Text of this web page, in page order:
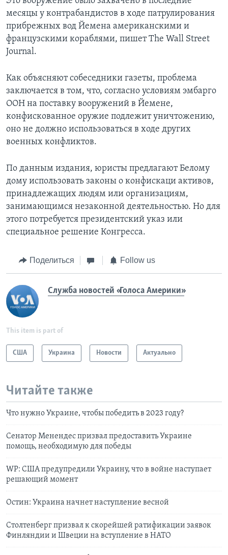
месяцы у контрабандистов в ходе патрулирования
прибрежных вод Йемена американскими и
французскими кораблями, пишет The Wall Street
Journal.
Как объясняют собеседники газеты, проблема
заключается в том, что, согласно условиям эмбарго
ООН на поставку вооружений в Йемене,
конфискованное оружие подлежит уничтожению,
оно не должно использоваться в ходе других
военных конфликтов.
По данным издания, юристы предлагают Белому
дому использовать законы о конфискаци активов,
принадлежащих людям или организациям,
занимающимся незаконной деятельностью. Но для
этого потребуется президентский указ или
специальное решение Конгресса.
Поделиться Follow us
Служба новостей «Голоса Америки»
This item is part of
США Украина Новости Актуально
Читайте также
Что нужно Украине, чтобы победить в 2023 году?
Сенатор Менендес призвал предоставить Украине
помощь, необходимую для победы
WP: США предупредили Украину, что в войне наступает
решающий момент
Остин: Украина начнет наступление весной
Столтенберг призвал к скорейшей ратификации заявок
Финляндии и Швеции на вступление в НАТО